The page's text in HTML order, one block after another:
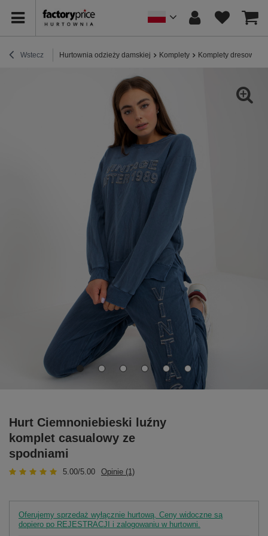
Wstecz Hurtownia odzieży damskiej Komplety Komplety dresowe
Hurt Ciemnoniebieski luźny
komplet casualowy ze
spodniami
5.00/5.00 Opinie (1)
Oferujemy sprzedaż wyłącznie hurtową. Ceny widoczne są
dopiero po REJESTRACJI i zalogowaniu w hurtowni.